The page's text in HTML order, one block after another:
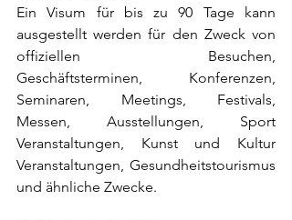
Ein Visum für bis zu 90 Tage kann
ausgestellt werden für den Zweck von
offiziellen Besuchen,
Geschäftsterminen, Konferenzen,
Seminaren, Meetings, Festivals,
Messen, Ausstellungen, Sport
Veranstaltungen, Kunst und Kultur
Veranstaltungen, Gesundheitstourismus
und ähnliche Zwecke.